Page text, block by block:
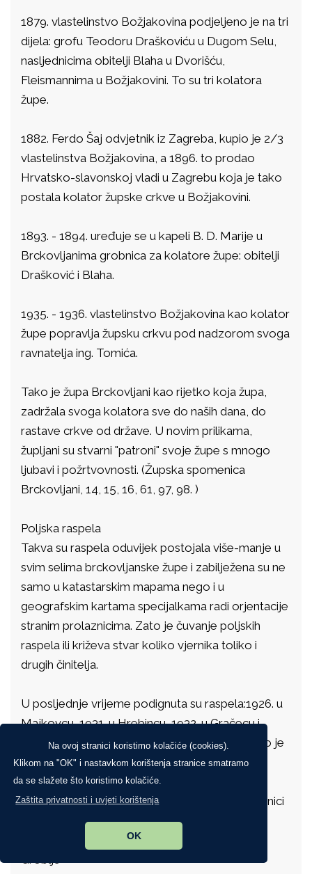
Na ovoj stranici koristimo kolačiće (cookies).
Klikom na "OK" i nastavkom korištenja stranice smatramo
da se slažete što koristimo kolačiće.
Zaštita privatnosti i uvjeti korištenja
OK
1879. vlastelinstvo Božjakovina podjeljeno je na tri
dijela: grofu Teodoru Draškoviću u Dugom Selu,
nasljednicima obitelji Blaha u Dvorišću,
Fleismannima u Božjakovini. To su tri kolatora
župe.
1882. Ferdo Šaj odvjetnik iz Zagreba, kupio je 2/3
vlastelinstva Božjakovina, a 1896. to prodao
Hrvatsko-slavonskoj vladi u Zagrebu koja je tako
postala kolator župske crkve u Božjakovini.
1893. - 1894. uređuje se u kapeli B. D. Marije u
Brckovljanima grobnica za kolatore župe: obitelji
Drašković i Blaha.
1935. - 1936. vlastelinstvo Božjakovina kao kolator
župe popravlja župsku crkvu pod nadzorom svoga
ravnatelja ing. Tomića.
Tako je župa Brckovljani kao rijetko koja župa,
zadržala svoga kolatora sve do naših dana, do
rastave crkve od države. U novim prilikama,
župljani su stvarni "patroni" svoje župe s mnogo
ljubavi i požrtvovnosti. (Župska spomenica
Brckovljani, 14, 15, 16, 61, 97, 98. )
Poljska raspela
Takva su raspela oduvijek postojala više-manje u
svim selima brckovljanske župe i zabilježena su ne
samo u katastarskim mapama nego i u
geografskim kartama specijalkama radi orjentacije
stranim prolaznicima. Zato je čuvanje poljskih
raspela ili križeva stvar koliko vjernika toliko i
drugih činitelja.
U posljednje vrijeme podignuta su raspela:1926. u
Majkovcu, 1931. u Hrebincu, 1932. u Gračecu i
Banjem Selu, 1937. u Prikraju, 1967. popravljeno je
raspelo u Štakorovcu.
Za uzdržavanje pojedinog raspela brinu se vjernici
pojedinog sela sporazumno sa župnikom.
Groblje